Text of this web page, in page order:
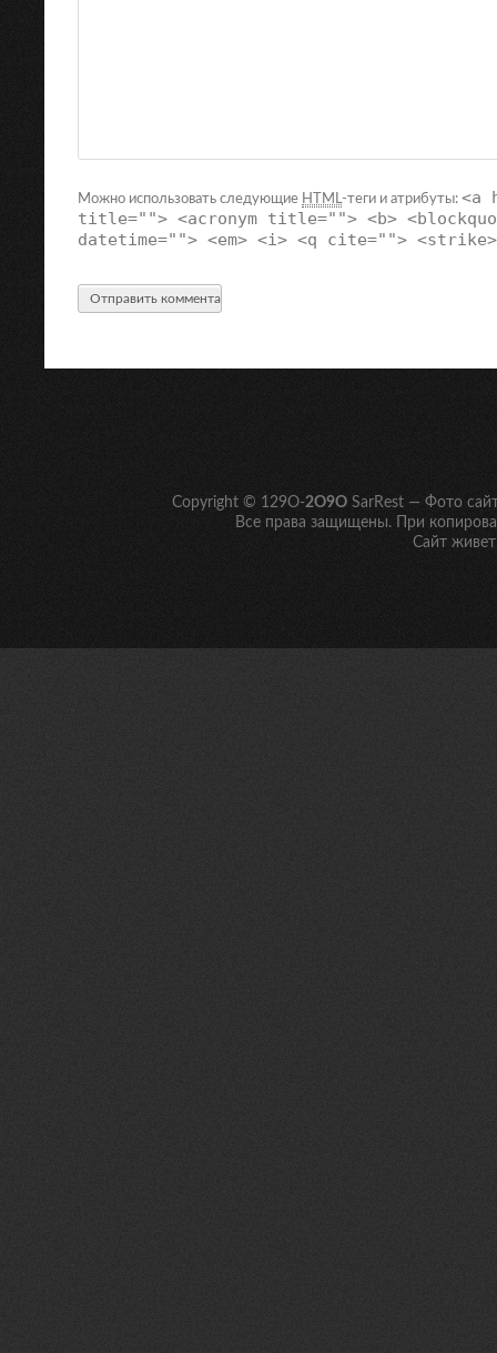
Можно использовать следующие HTML -теги и атрибуты: <a
title=""> <acronym title=""> <b>
datetime=""> <em> <i> <q cite="">
Copyright © 129O-2O9O SarRest — Фото
Все права защищены. При
Сайт живет